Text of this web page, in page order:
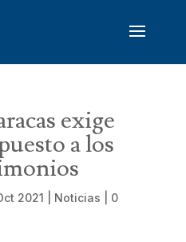
exige
a los
2021 Noticias
0